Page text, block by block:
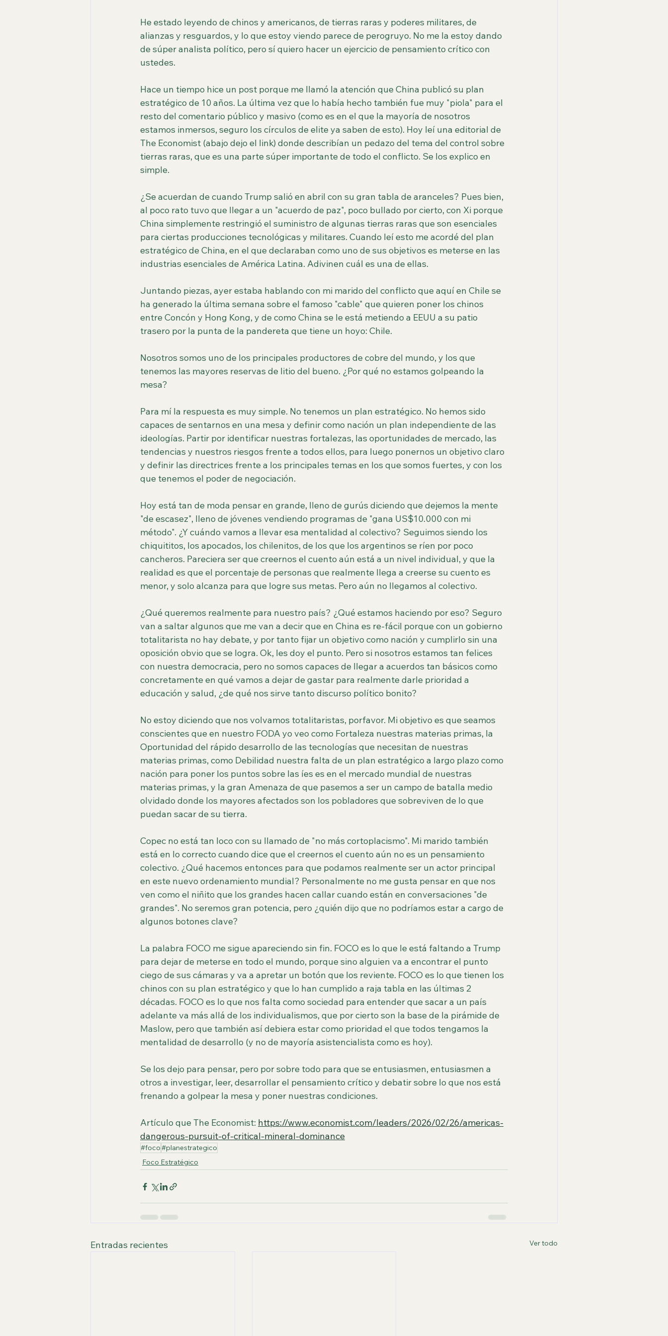
He estado leyendo de chinos y americanos, de tierras raras y poderes militares, de
alianzas y resguardos, y lo que estoy viendo parece de perogruyo. No me la estoy dando
de súper analista político, pero sí quiero hacer un ejercicio de pensamiento crítico con
ustedes.
Hace un tiempo hice un post porque me llamó la atención que China publicó su plan
estratégico de 10 años. La última vez que lo había hecho también fue muy "piola" para el
resto del comentario público y masivo (como es en el que la mayoría de nosotros
estamos inmersos, seguro los círculos de elite ya saben de esto). Hoy leí una editorial de
The Economist (abajo dejo el link) donde describían un pedazo del tema del control sobre
tierras raras, que es una parte súper importante de todo el conflicto. Se los explico en
simple.
¿Se acuerdan de cuando Trump salió en abril con su gran tabla de aranceles? Pues bien,
al poco rato tuvo que llegar a un "acuerdo de paz", poco bullado por cierto, con Xi porque
China simplemente restringió el suministro de algunas tierras raras que son esenciales
para ciertas producciones tecnológicas y militares. Cuando leí esto me acordé del plan
estratégico de China, en el que declaraban como uno de sus objetivos es meterse en las
industrias esenciales de América Latina. Adivinen cuál es una de ellas.
Juntando piezas, ayer estaba hablando con mi marido del conflicto que aquí en Chile se
ha generado la última semana sobre el famoso "cable" que quieren poner los chinos
entre Concón y Hong Kong, y de como China se le está metiendo a EEUU a su patio
trasero por la punta de la pandereta que tiene un hoyo: Chile.
Nosotros somos uno de los principales productores de cobre del mundo, y los que
tenemos las mayores reservas de litio del bueno. ¿Por qué no estamos golpeando la
mesa?
Para mí la respuesta es muy simple. No tenemos un plan estratégico. No hemos sido
capaces de sentarnos en una mesa y definir como nación un plan independiente de las
ideologías. Partir por identificar nuestras fortalezas, las oportunidades de mercado, las
tendencias y nuestros riesgos frente a todos ellos, para luego ponernos un objetivo claro
y definir las directrices frente a los principales temas en los que somos fuertes, y con los
que tenemos el poder de negociación.
Hoy está tan de moda pensar en grande, lleno de gurús diciendo que dejemos la mente
"de escasez", lleno de jóvenes vendiendo programas de "gana US$10.000 con mi
método". ¿Y cuándo vamos a llevar esa mentalidad al colectivo? Seguimos siendo los
chiquititos, los apocados, los chilenitos, de los que los argentinos se ríen por poco
cancheros. Pareciera ser que creernos el cuento aún está a un nivel individual, y que la
realidad es que el porcentaje de personas que realmente llega a creerse su cuento es
menor, y solo alcanza para que logre sus metas. Pero aún no llegamos al colectivo.
¿Qué queremos realmente para nuestro país? ¿Qué estamos haciendo por eso? Seguro
van a saltar algunos que me van a decir que en China es re-fácil porque con un gobierno
totalitarista no hay debate, y por tanto fijar un objetivo como nación y cumplirlo sin una
oposición obvio que se logra. Ok, les doy el punto. Pero si nosotros estamos tan felices
con nuestra democracia, pero no somos capaces de llegar a acuerdos tan básicos como
concretamente en qué vamos a dejar de gastar para realmente darle prioridad a
educación y salud, ¿de qué nos sirve tanto discurso político bonito?
No estoy diciendo que nos volvamos totalitaristas, porfavor. Mi objetivo es que seamos
conscientes que en nuestro FODA yo veo como Fortaleza nuestras materias primas, la
Oportunidad del rápido desarrollo de las tecnologías que necesitan de nuestras
materias primas, como Debilidad nuestra falta de un plan estratégico a largo plazo como
nación para poner los puntos sobre las íes es en el mercado mundial de nuestras
materias primas, y la gran Amenaza de que pasemos a ser un campo de batalla medio
olvidado donde los mayores afectados son los pobladores que sobreviven de lo que
puedan sacar de su tierra.
Copec no está tan loco con su llamado de "no más cortoplacismo". Mi marido también
está en lo correcto cuando dice que el creernos el cuento aún no es un pensamiento
colectivo. ¿Qué hacemos entonces para que podamos realmente ser un actor principal
en este nuevo ordenamiento mundial? Personalmente no me gusta pensar en que nos
ven como el niñito que los grandes hacen callar cuando están en conversaciones "de
grandes". No seremos gran potencia, pero ¿quién dijo que no podríamos estar a cargo de
algunos botones clave?
La palabra FOCO me sigue apareciendo sin fin. FOCO es lo que le está faltando a Trump
para dejar de meterse en todo el mundo, porque sino alguien va a encontrar el punto
ciego de sus cámaras y va a apretar un botón que los reviente. FOCO es lo que tienen los
chinos con su plan estratégico y que lo han cumplido a raja tabla en las últimas 2
décadas. FOCO es lo que nos falta como sociedad para entender que sacar a un país
adelante va más allá de los individualismos, que por cierto son la base de la pirámide de
Maslow, pero que también así debiera estar como prioridad el que todos tengamos la
mentalidad de desarrollo (y no de mayoría asistencialista como es hoy).
Se los dejo para pensar, pero por sobre todo para que se entusiasmen, entusiasmen a
otros a investigar, leer, desarrollar el pensamiento crítico y debatir sobre lo que nos está
frenando a golpear la mesa y poner nuestras condiciones.
Artículo que The Economist: https://www.economist.com/leaders/2026/02/26/americas-
dangerous-pursuit-of-critical-mineral-dominance
#foco#planestrategico
Foco Estratégico
Entradas recientes Ver todo